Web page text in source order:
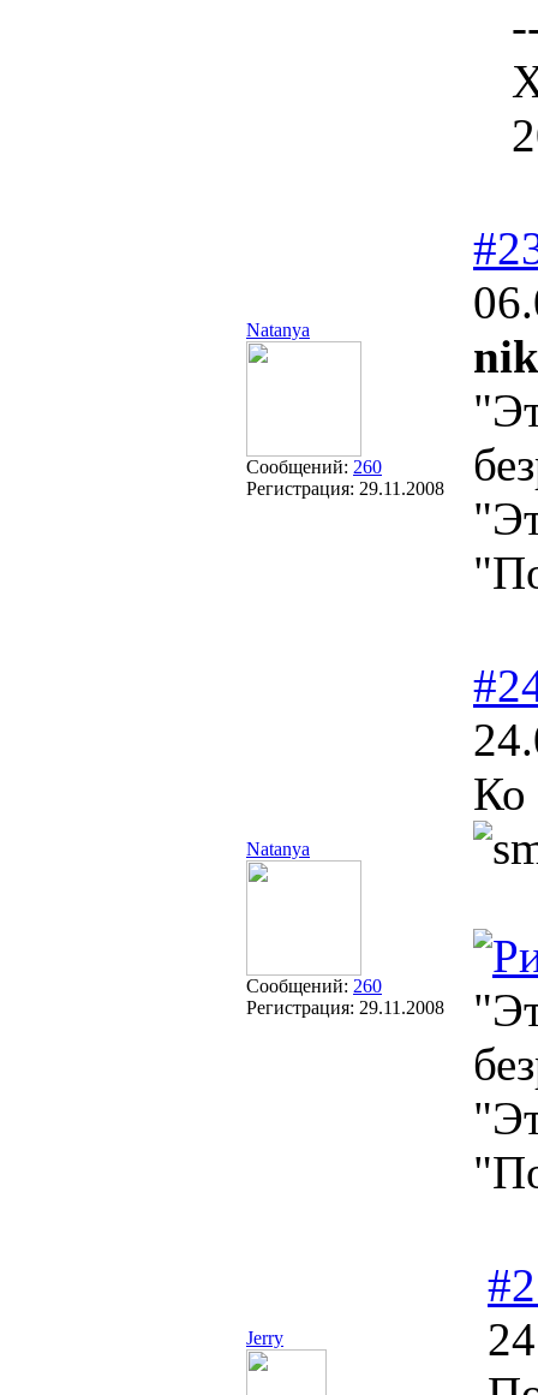
Natanya
Сообщений: 260
Регистрация: 29.11.2008
Natanya
Сообщений: 260
Регистрация: 29.11.2008
Ко
Jerry